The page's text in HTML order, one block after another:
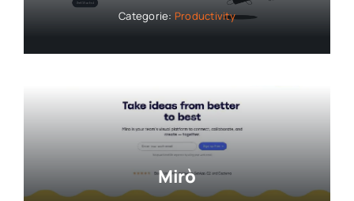
Categorie: Productivity
Mirò